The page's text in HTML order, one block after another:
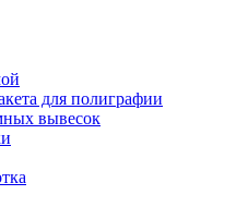
для полиграфии
вывесок